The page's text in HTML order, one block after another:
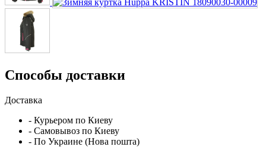
Способы доставки
Доставка
- Курьером по Киеву
- Самовывоз по Киеву
- По Украине (Нова пошта)